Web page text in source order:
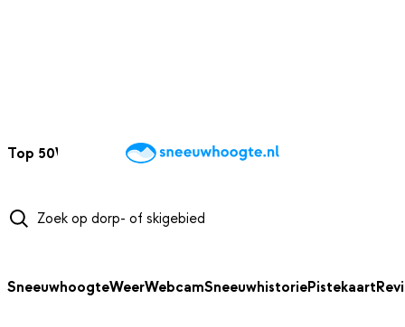
Top 50Webcams WintersportweerKaarten
SneeuwhoogteWeerWebcamSneeuwhistoriePistekaart